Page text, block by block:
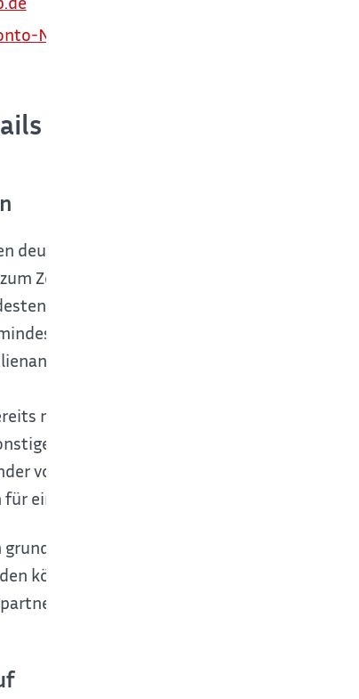
Nachricht über service-bw.de senden
deutschen Rechtskreis gültig geschlossen.
Zeitpunkt der Einbürgerung.
zwei Jahren mit Ihrem deutschen
zwei Jahren die deutsche
führen in Deutschland
mindestens drei Jahre in Deutschland auf.
Voraussetzungen für eine
von Ehegatten oder eingetragenen
eine Einbürgerung von Ausländern mit
grundsätzlichen
können. Die vorstehend bespielhaft